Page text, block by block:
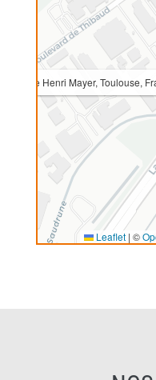
5 Rue Henri Mayer, Toulouse,
Leaflet | ©